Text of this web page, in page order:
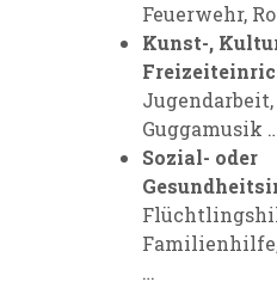
Feuerwehr,
Kunst-,
Guggamusik …
Sozial- oder
…